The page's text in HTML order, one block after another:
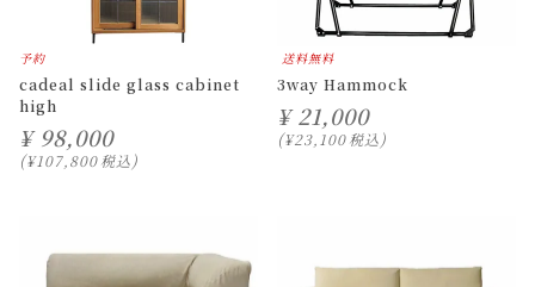
予約
cadeal slide glass cabinet
high
¥ 98,000
¥107,800税込
送料無料
3way Hammock
¥ 21,000
¥23,100税込